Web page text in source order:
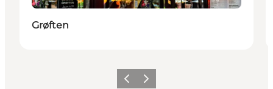
Grøften
Föregående
Nästa